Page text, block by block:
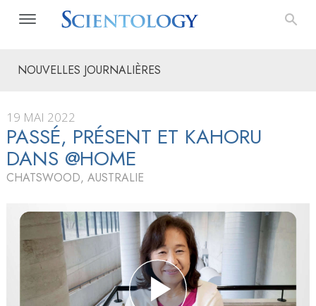
NOUVELLES JOURNALIÈRES
19 MAI 2022
PASSÉ, PRÉSENT ET KAHORU
DANS @HOME
CHATSWOOD, AUSTRALIE